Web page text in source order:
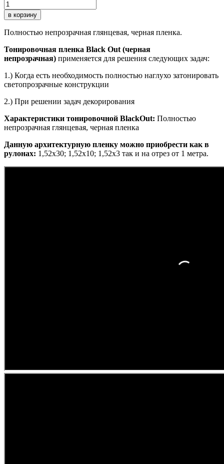
в корзину
Полностью непрозрачная глянцевая, черная пленка.
Тонировочная пленка Black Out (черная
непрозрачная) применяется для решения следующих задач:
1.) Когда есть необходимость полностью наглухо затонировать
светопрозрачные конструкции
2.) При решении задач декорирования
Характеристики тонировочной BlackOut: Полностью
непрозрачная глянцевая, черная пленка
Данную архитектурную пленку можно приобрести как в
рулонах: 1,52х30; 1,52х10; 1,52х3 так и на отрез от 1 метра.